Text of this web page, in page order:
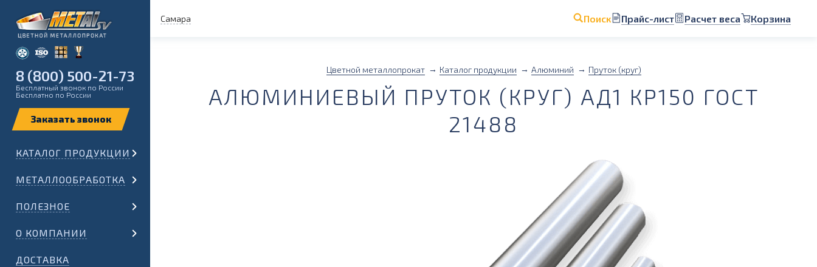
Самара Поиск Прайс-лист Расчет веса Корзина
8 (800) 500-21-73
Бесплатный звонок по России
Бесплатно по России
КАТАЛОГ ПРОДУКЦИИ
МЕТАЛЛООБРАБОТКА
ПОЛЕЗНОЕ
О КОМПАНИИ
ДОСТАВКА
Цветной металлопрокат Каталог продукции Алюминий Пруток (круг)
АЛЮМИНИЕВЫЙ ПРУТОК (КРУГ) АД1 КР150 ГОСТ
21488